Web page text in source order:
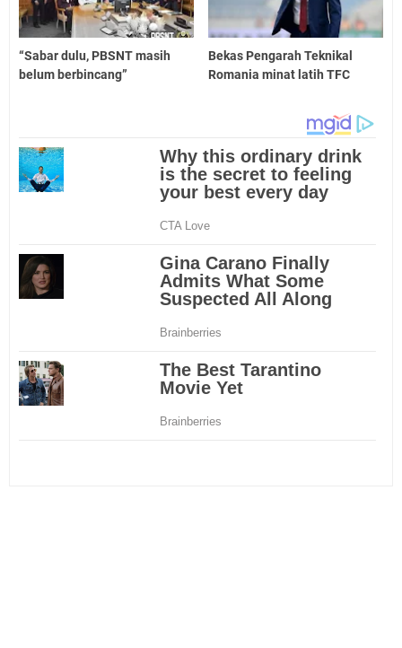
“Sabar dulu, PBSNT masih
belum berbincang”
Bekas Pengarah Teknikal
Romania minat latih TFC